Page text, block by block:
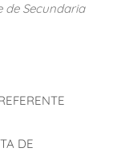
de Secundaria
DE